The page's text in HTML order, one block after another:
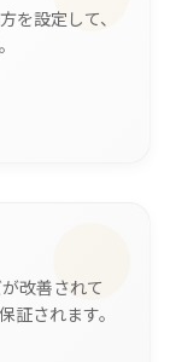
を設定して、
改善されて
証されます。